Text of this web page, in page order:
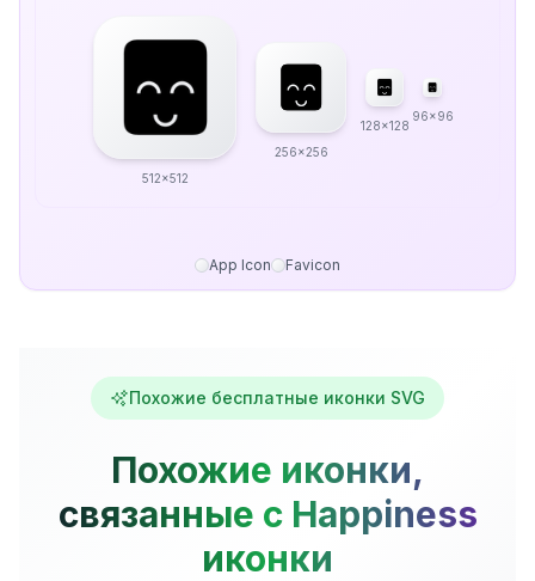
512x512
256x256
128x128
96x96
App Icon Favicon
Похожие бесплатные иконки SVG
Похожие иконки,
связанные с Happiness
иконки